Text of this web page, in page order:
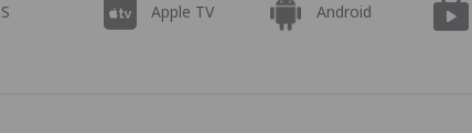
Apple TV Android